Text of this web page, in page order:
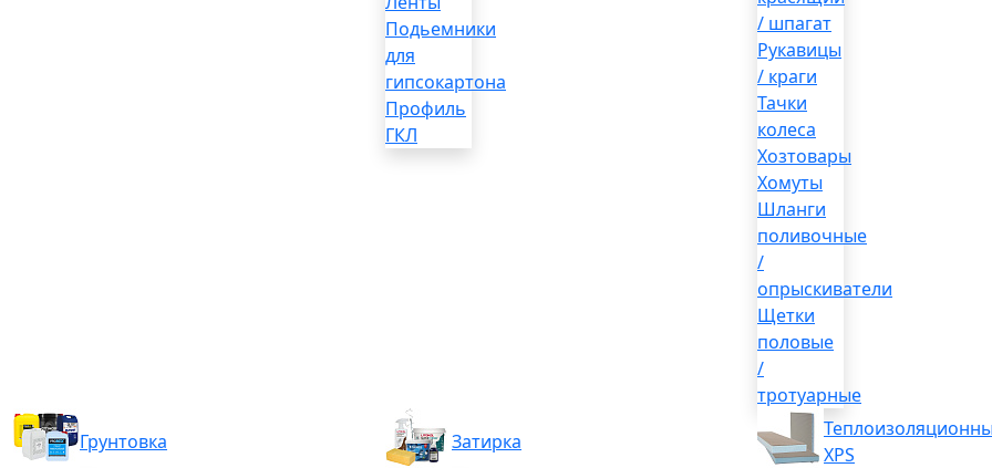
Подьемники
для
гипсокартона
Профиль
ГКЛ
/ шпагат
Рукавицы
/ краги
Тачки
колеса
Хозтовары
Хомуты
Шланги
поливочные
/
опрыскиватели
Щетки
половые
/
тротуарные
Грунтовка
Затирка
XPS